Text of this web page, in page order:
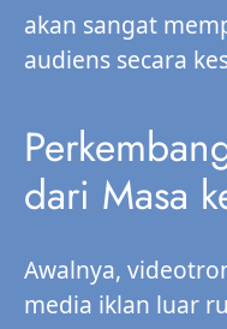
akan sangat
audiens secara
dari Masa
Awalnya,
media iklan luar